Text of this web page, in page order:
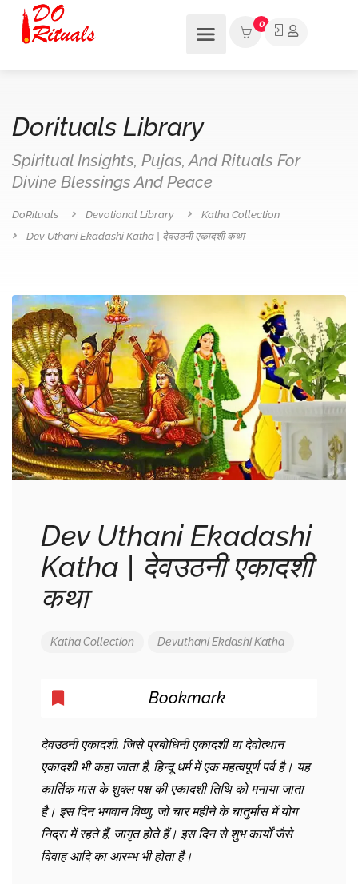
0
Dorituals Library
Spiritual Insights, Pujas, And Rituals For
Divine Blessings And Peace
DoRituals Devotional Library
Katha Collection
Dev Uthani Ekadashi Katha | देवउठनी एकादशी कथा
Dev Uthani Ekadashi
Katha | देवउठनी एकादशी
कथा
Katha Collection DevuthaniEkdashiKatha
Bookmark
देवउठनी एकादशी, जिसे प्रबोधिनी एकादशी या देवोत्थान
एकादशी भी कहा जाता है, हिन्दू धर्म में एक महत्वपूर्ण पर्व है। यह
कार्तिक मास के शुक्ल पक्ष की एकादशी तिथि को मनाया जाता
है। इस दिन भगवान विष्णु, जो चार महीने के चातुर्मास में योग
निद्रा में रहते हैं, जागृत होते हैं। इस दिन से शुभ कार्यों जैसे
विवाह आदि का आरम्भ भी होता है।